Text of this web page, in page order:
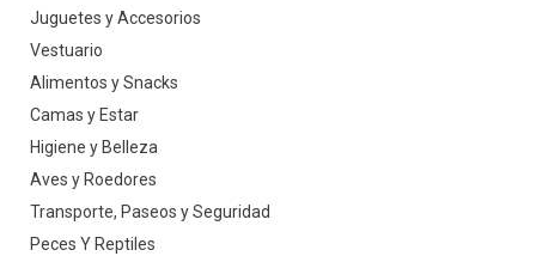
Juguetes y Accesorios
Vestuario
Alimentos y Snacks
Camas y Estar
Higiene y Belleza
Aves y Roedores
Transporte, Paseos y Seguridad
Peces Y Reptiles